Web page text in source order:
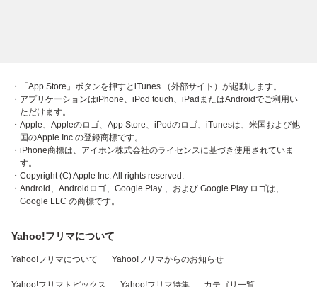
・「App Store」ボタンを押すとiTunes （外部サイト）が起動します。
・アプリケーションはiPhone、iPod touch、iPadまたはAndroidでご利用い
ただけます。
・Apple、Appleのロゴ、App Store、iPodのロゴ、iTunesは、米国および他
国のApple Inc.の登録商標です。
・iPhone商標は、アイホン株式会社のライセンスに基づき使用されていま
す。
・Copyright (C) Apple Inc. All rights reserved.
・Android、Androidロゴ、Google Play 、および Google Play ロゴは、
Google LLC の商標です。
Yahoo!フリマについて
Yahoo!フリマについて Yahoo!フリマからのお知らせ